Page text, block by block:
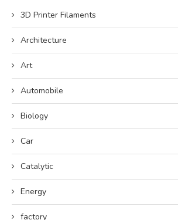
3D Printer Filaments
Architecture
Art
Automobile
Biology
Car
Catalytic
Energy
factory